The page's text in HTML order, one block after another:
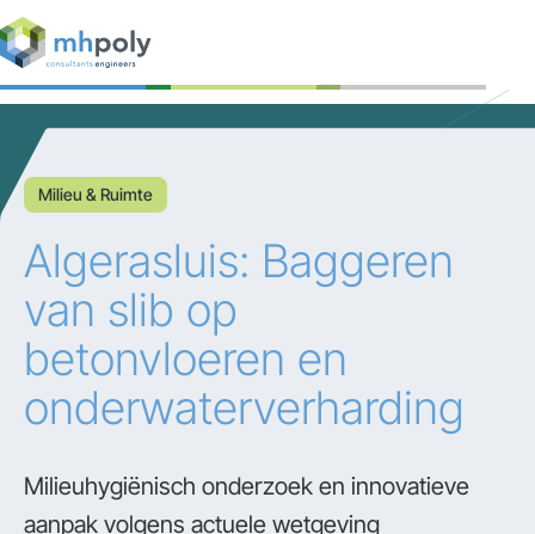
Expertises
Projecten
Werken bij
Contact
Milieu & Ruimte
Algerasluis: Baggeren
van slib op
betonvloeren en
onderwaterverharding
Milieuhygiënisch onderzoek en innovatieve
aanpak volgens actuele wetgeving